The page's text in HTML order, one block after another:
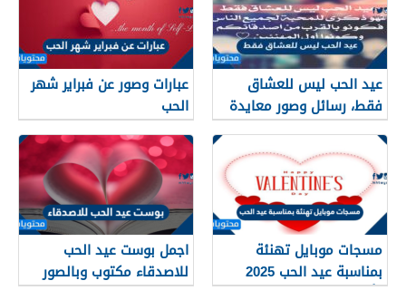
عيد الحب ليس للعشاق
فقط، رسائل وصور معايدة
للاصدقاء 2026
عبارات وصور عن فبراير شهر
الحب
مسجات موبايل تهنئة
بمناسبة عيد الحب 2025
وأجمل رسائل عيد الحب
اجمل بوست عيد الحب
للاصدقاء مكتوب وبالصور
2025